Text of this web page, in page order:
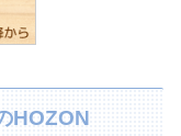
HOZON